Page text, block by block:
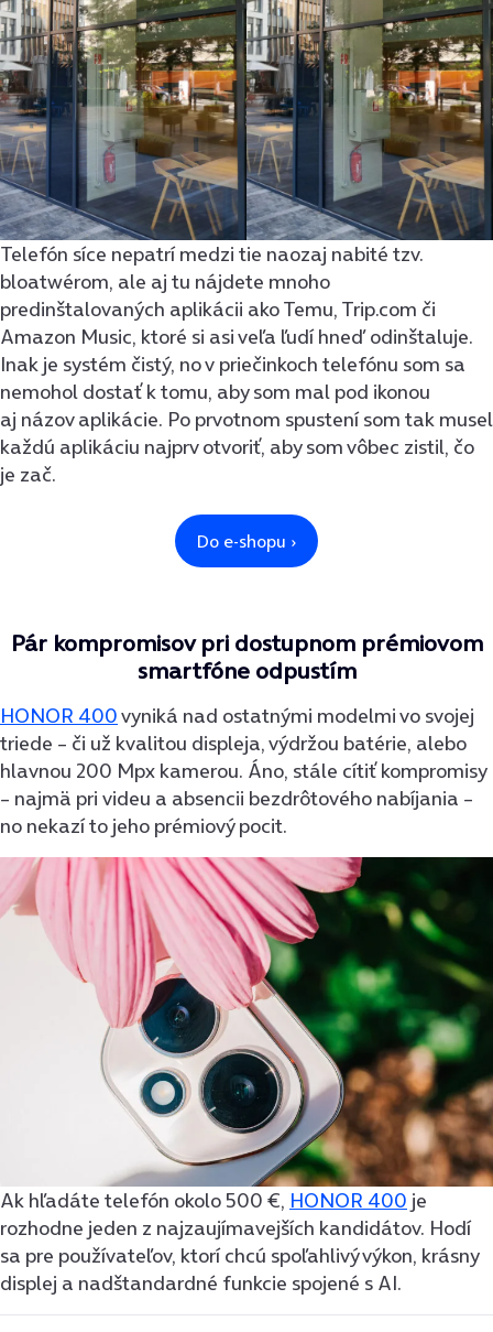
Telefón síce nepatrí medzi tie naozaj nabité tzv.
bloatwérom, ale aj tu nájdete mnoho
predinštalovaných aplikácii ako Temu, Trip.com či
Amazon Music, ktoré si asi veľa ľudí hneď odinštaluje.
Inak je systém čistý, no v priečinkoch telefónu som sa
nemohol dostať k tomu, aby som mal pod ikonou
aj názov aplikácie. Po prvotnom spustení som tak musel
každú aplikáciu najprv otvoriť, aby som vôbec zistil, čo
je zač.
Pár kompromisov pri dostupnom prémiovom
smartfóne odpustím
HONOR 400vyniká nad ostatnými modelmi vo svojej
triede – či už kvalitou displeja, výdržou batérie, alebo
hlavnou 200 Mpx kamerou. Áno, stále cítiť kompromisy
– najmä pri videu a absencii bezdrôtového nabíjania –
no nekazí to jeho prémiový pocit.
Ak hľadáte telefón okolo 500 €, HONOR 400 je
rozhodne jeden z najzaujímavejších kandidátov. Hodí
sa pre používateľov, ktorí chcú spoľahlivý výkon, krásny
displej a nadštandardné funkcie spojené s AI.